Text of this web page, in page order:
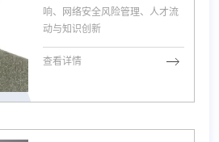
响、网络安全风险管理、人才流
动与知识创新
查看详情